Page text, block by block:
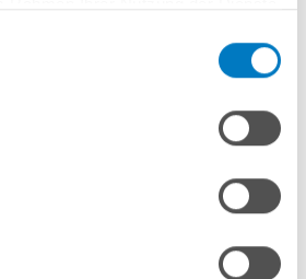
Merken
Anfrageformular